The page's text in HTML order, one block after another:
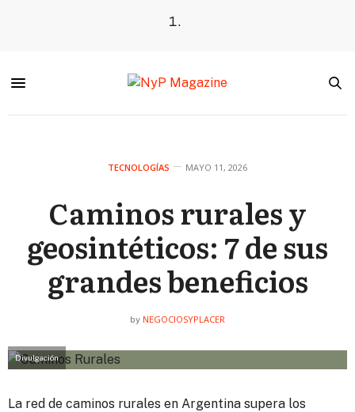
TECNOLOGÍAS MAYO 11, 2026
Caminos rurales y
geosintéticos: 7 de sus
grandes beneficios
by NEGOCIOSYPLACER
Divulgación
La red de caminos rurales en Argentina supera los